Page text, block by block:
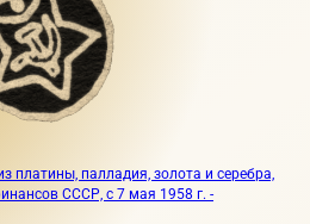
платины, палладия, золота и серебра,
СССР, с 7 мая 1958 г. -